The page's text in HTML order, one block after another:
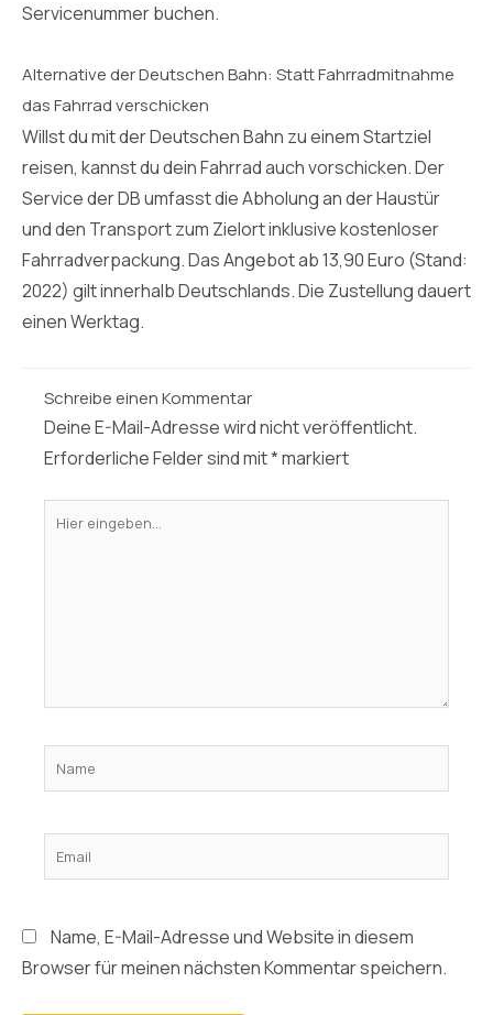
Servicenummer buchen.
Alternative der Deutschen Bahn: Statt Fahrradmitnahme
das Fahrrad verschicken
Willst du mit der Deutschen Bahn zu einem Startziel
reisen, kannst du dein Fahrrad auch vorschicken. Der
Service der DB umfasst die Abholung an der Haustür
und den Transport zum Zielort inklusive kostenloser
Fahrradverpackung. Das Angebot ab 13,90 Euro (Stand:
2022) gilt innerhalb Deutschlands. Die Zustellung dauert
einen Werktag.
Schreibe einen Kommentar
Deine E-Mail-Adresse wird nicht veröffentlicht.
Erforderliche Felder sind mit*markiert
Hier
Name
Email
Name, E-Mail-Adresse und Website in diesem
Browser für meinen nächsten Kommentar speichern.